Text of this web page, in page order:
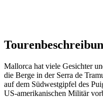
Mallorca hat viele Gesichter
die Berge in der Serra de
auf dem Südwestgipfel des
US-amerikanischen Militär